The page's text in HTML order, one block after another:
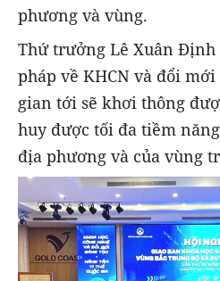
phương và vùng.
Thứ trưởng Lê Xuân Định
pháp về KHCN và đổi
gian tới sẽ khơi thông
huy được tối đa tiềm
địa phương và của vùng